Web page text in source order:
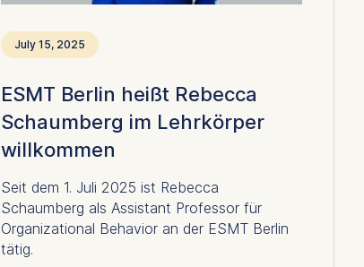
July 15, 2025
ESMT Berlin heißt Rebecca
Schaumberg im Lehrkörper
willkommen
Seit dem 1. Juli 2025 ist Rebecca
Schaumberg als Assistant Professor für
Organizational Behavior an der ESMT Berlin
tätig.